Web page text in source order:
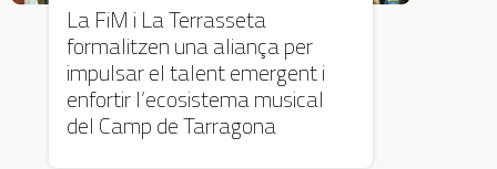
La FiM i La Terrasseta
formalitzen una aliança per
impulsar el talent emergent i
enfortir l’ecosistema musical
del Camp de Tarragona